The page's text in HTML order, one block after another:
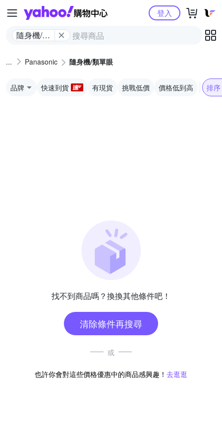
Yahoo購物中心
隨身機/類
登入
Panasonic 隨身機/類單眼
品牌 快速到貨 有現貨 挑戰低價 價格低到高 排序
找不到商品嗎？換換其他條件吧！
清除條件再搜尋
或
也許你會對這些價格優惠中的商品感興趣！ 去逛逛